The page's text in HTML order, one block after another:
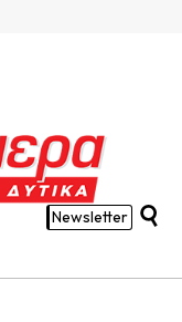
Newsletter